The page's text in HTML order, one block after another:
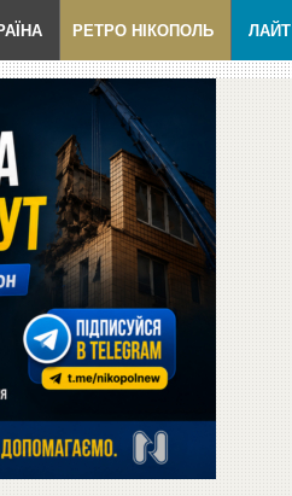
РЕТРО НІКОПОЛЬ ЛАЙТ